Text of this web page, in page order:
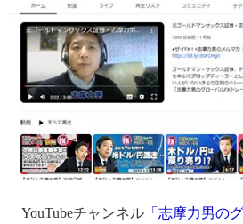
YouTubeチャンネル 「志摩力男の